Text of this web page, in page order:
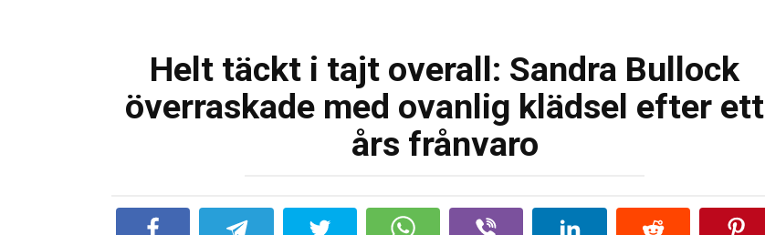
Helt täckt i tajt overall: Sandra Bullock
överraskade med ovanlig klädsel efter ett
års frånvaro